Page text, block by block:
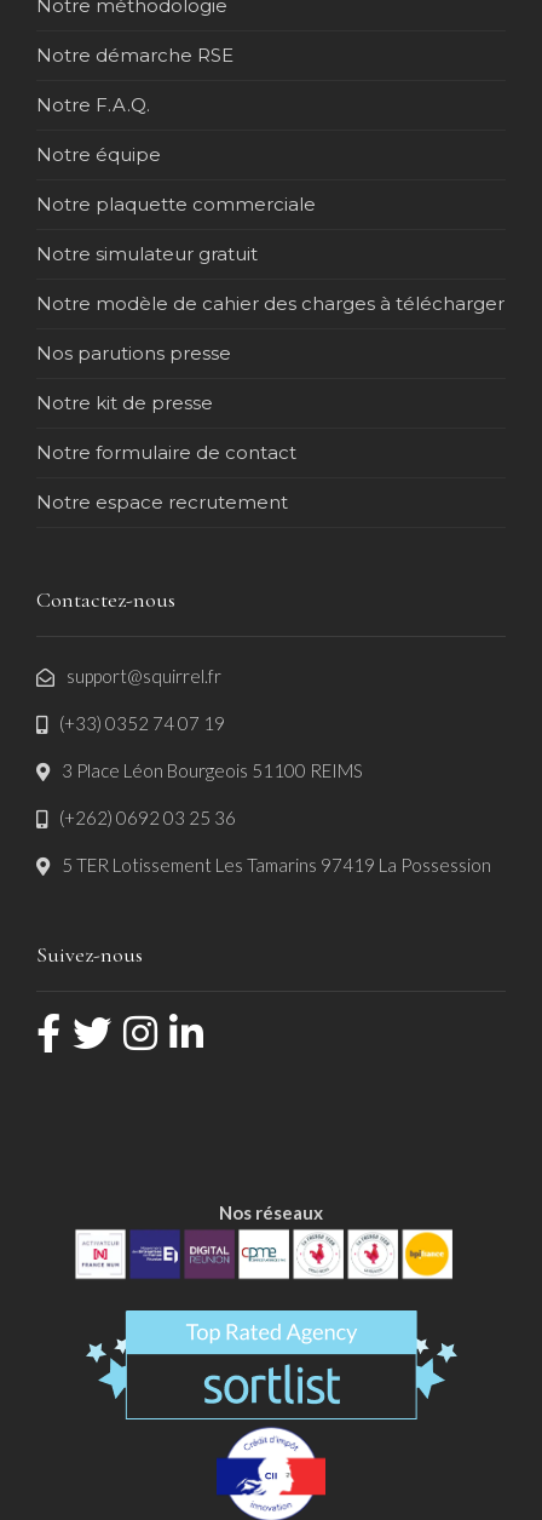
Notre méthodologie
Notre démarche RSE
Notre F.A.Q.
Notre équipe
Notre plaquette commerciale
Notre simulateur gratuit
Notre modèle de cahier des charges à télécharger
Nos parutions presse
Notre kit de presse
Notre formulaire de contact
Notre espace recrutement
Contactez-nous
support@squirrel.fr
(+33) 0352 74 07 19
3 Place Léon Bourgeois 51100 REIMS
(+262) 0692 03 25 36
5 TER Lotissement Les Tamarins 97419 La Possession
Suivez-nous
Nos réseaux